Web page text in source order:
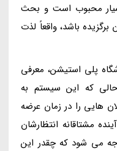
محبوب است و بحث
برگزیده باشد، واقعاً لذت
پلی استیشن، معرفی
که این سیستم به
هایی را در زمان عرضه
مشتاقانه انتظارشان
می شود که چقدر این